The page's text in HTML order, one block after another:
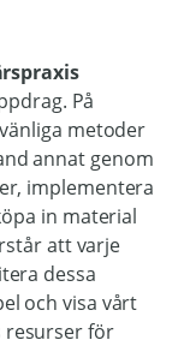
På
metoder
annat genom
implementera
in material
att varje
dessa
och visa vårt
resurser för